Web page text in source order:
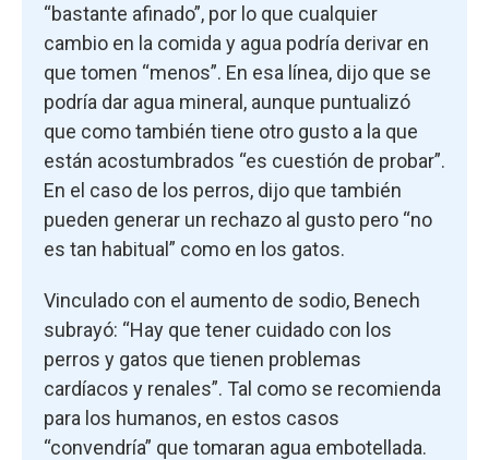
“bastante afinado”, por lo que cualquier
cambio en la comida y agua podría derivar en
que tomen “menos”. En esa línea, dijo que se
podría dar agua mineral, aunque puntualizó
que como también tiene otro gusto a la que
están acostumbrados “es cuestión de probar”.
En el caso de los perros, dijo que también
pueden generar un rechazo al gusto pero “no
es tan habitual” como en los gatos.
Vinculado con el aumento de sodio, Benech
subrayó: “Hay que tener cuidado con los
perros y gatos que tienen problemas
cardíacos y renales”. Tal como se recomienda
para los humanos, en estos casos
“convendría” que tomaran agua embotellada.